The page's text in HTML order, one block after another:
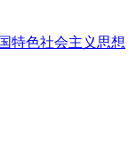
特色社会主义思想